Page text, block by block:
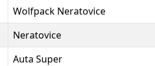
Wolfpack Neratovice
Neratovice
Auta Super